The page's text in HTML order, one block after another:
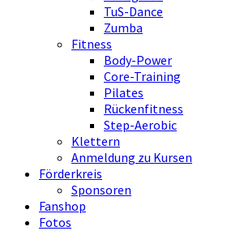
TuS-Dance
Zumba
Fitness
Body-Power
Core-Training
Pilates
Rückenfitness
Step-Aerobic
Klettern
Anmeldung zu Kursen
Förderkreis
Sponsoren
Fanshop
Fotos